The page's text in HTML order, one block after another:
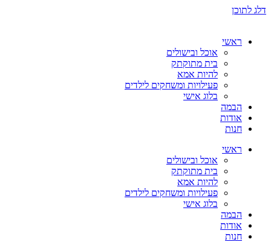
דלג לתוכן
ראשי
אוכל ובישולים
בית מתוקתק
להיות אמא
פעילויות ומשחקים לילדים
בלוג אישי
הבמה
אודות
חנות
ראשי
אוכל ובישולים
בית מתוקתק
להיות אמא
פעילויות ומשחקים לילדים
בלוג אישי
הבמה
אודות
חנות